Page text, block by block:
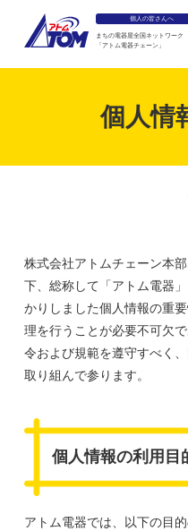
個人の皆さんへ
まちの電器屋全国ネットワーク
「アトム電器チェーン」
個人情
株式会社アトムチェーン本
下、総称して「アトム電器
かりしました個人情報の重
理を行うことが必要不可欠
令および規範を遵守すべく
取り組んで参ります。
個人情報の利用目
アトム電器では、以下の目